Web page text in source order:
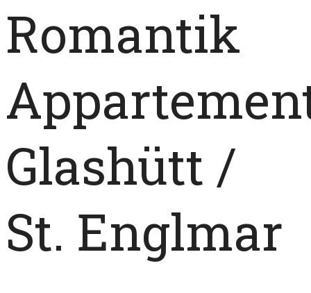
Romantik
Glashütt /
St. Englmar